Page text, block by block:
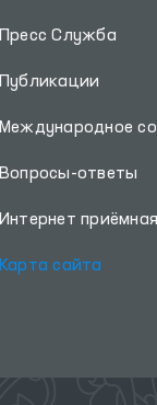
Пресс Служба
Публикации
Международное
Вопросы-ответы
Интернет приёмная
Карта сайта